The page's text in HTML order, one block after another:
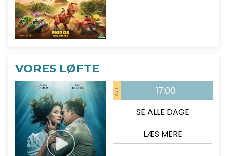
VORES LØFTE
Sal 1 17:00
SE ALLE DAGE
LÆS MERE